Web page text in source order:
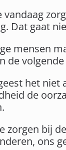
vandaag
Dat gaat
mensen
de
het niet
de
zorgen bij
ons